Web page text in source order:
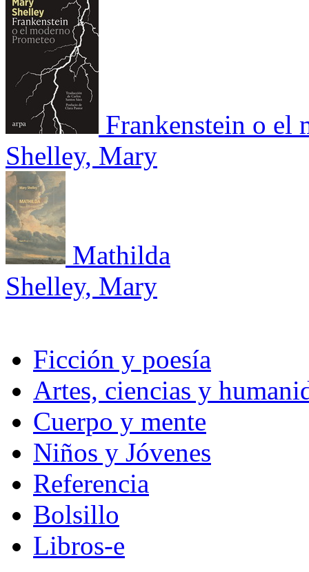
Frankenstein o el
Shelley, Mary
Mathilda
Shelley, Mary
Ficción y poesía
Artes, ciencias y
Cuerpo y mente
Niños y Jóvenes
Referencia
Bolsillo
Libros-e